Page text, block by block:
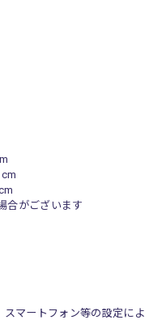
合がございます
マートフォン等の設定によ